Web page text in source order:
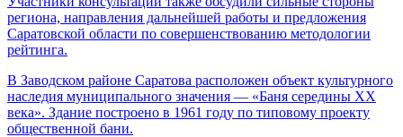
региона, направления дальнейшей работы и предложения
Саратовской области по совершенствованию методологии
рейтинга.
В Заводском районе Саратова расположен объект культурного
наследия муниципального значения — «Баня середины XX
века». Здание построено в 1961 году по типовому проекту
общественной бани.